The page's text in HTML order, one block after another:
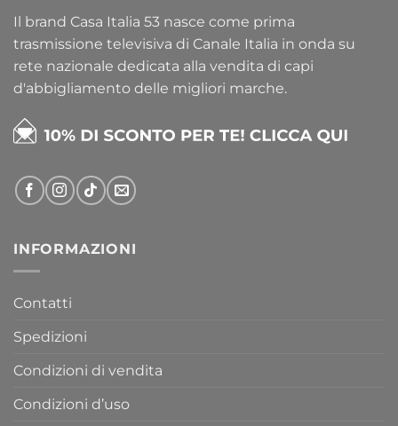
Il brand Casa Italia 53 nasce come prima
trasmissione televisiva di Canale Italia in onda su
rete nazionale dedicata alla vendita di capi
d'abbigliamento delle migliori marche.
INFORMAZIONI
Contatti
Spedizioni
Condizioni di vendita
Condizioni d’uso